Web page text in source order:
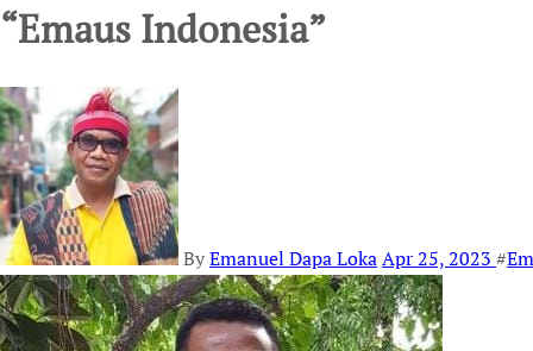
“Emaus Indonesia”
ByEmanuel Dapa LokaApr 25, 2023 #